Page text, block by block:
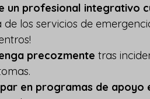
un profesional integrativo
de los servicios de
precozmente tras
en programas de apoyo